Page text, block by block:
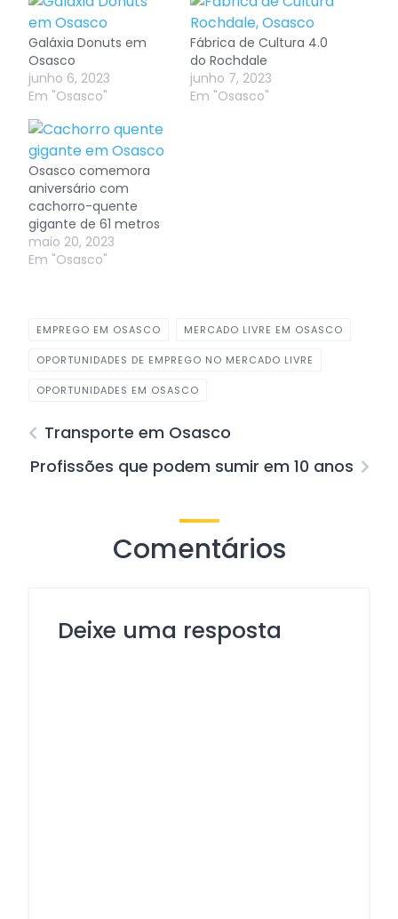
Galáxia Donuts em
Osasco
junho 6, 2023
Em "Osasco"
Fábrica de Cultura 4.0
do Rochdale
junho 7, 2023
Em "Osasco"
Osasco comemora
aniversário com
cachorro-quente
gigante de 61 metros
maio 20, 2023
Em "Osasco"
EMPREGO EM OSASCO MERCADO LIVRE EM OSASCO
OPORTUNIDADES DE EMPREGO NO MERCADO LIVRE
OPORTUNIDADES EM OSASCO
Transporte em Osasco
Profissões que podem sumir em 10 anos
Comentários
Deixe uma resposta